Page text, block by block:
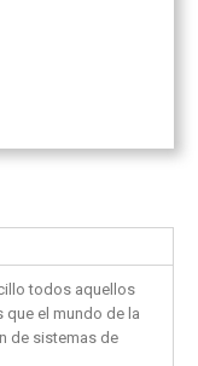
todos aquellos
el mundo de la
de sistemas de